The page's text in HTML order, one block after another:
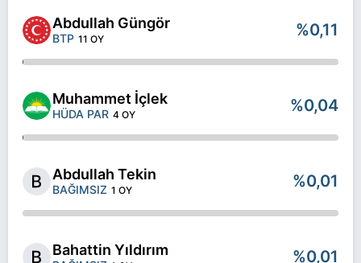
Abdullah Güngör
BTP 11 OY %0,11
Muhammet İçlek
HÜDA PAR 4 OY %0,04
Abdullah Tekin
BAĞIMSIZ 1 OY %0,01
Bahattin Yıldırım %0,01